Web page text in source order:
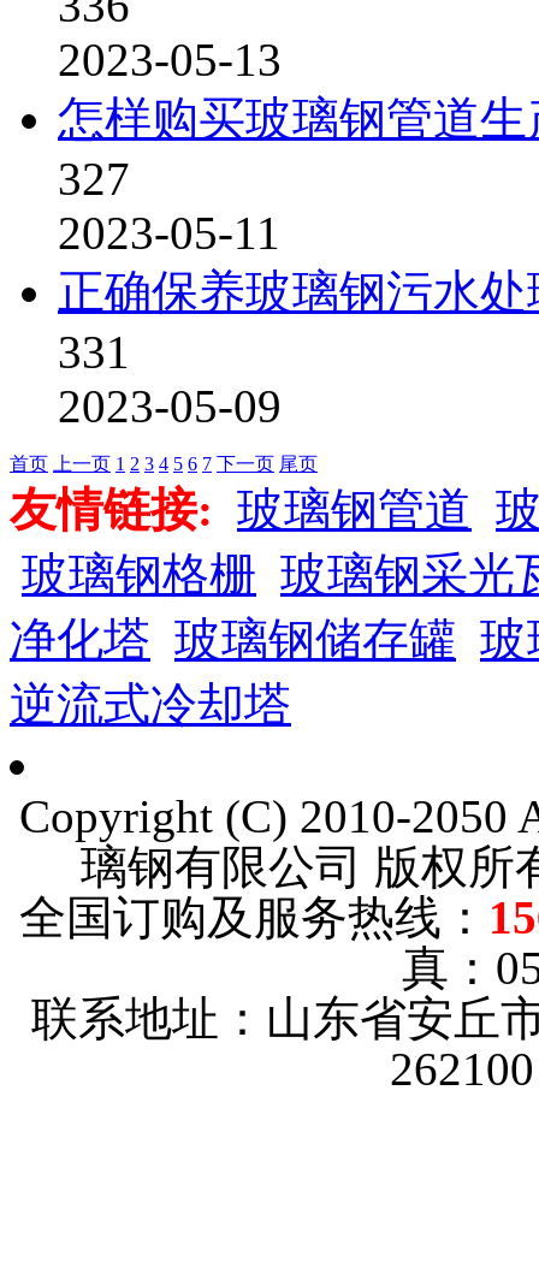
2023-05-13
怎样购买玻璃钢管道
327
2023-05-11
正确保养玻璃钢污水
331
2023-05-09
首页 上一页 1 2 3 4 5 6 7 下一页 尾页
友情链接: 玻璃钢管道
玻璃钢格栅 玻璃钢采光
净化塔 玻璃钢储存罐 玻
逆流式冷却塔
Copyright (C) 2010-2050
璃钢有限公司 版权
全国订购及服务热线：
真：
联系地址：山东省安丘